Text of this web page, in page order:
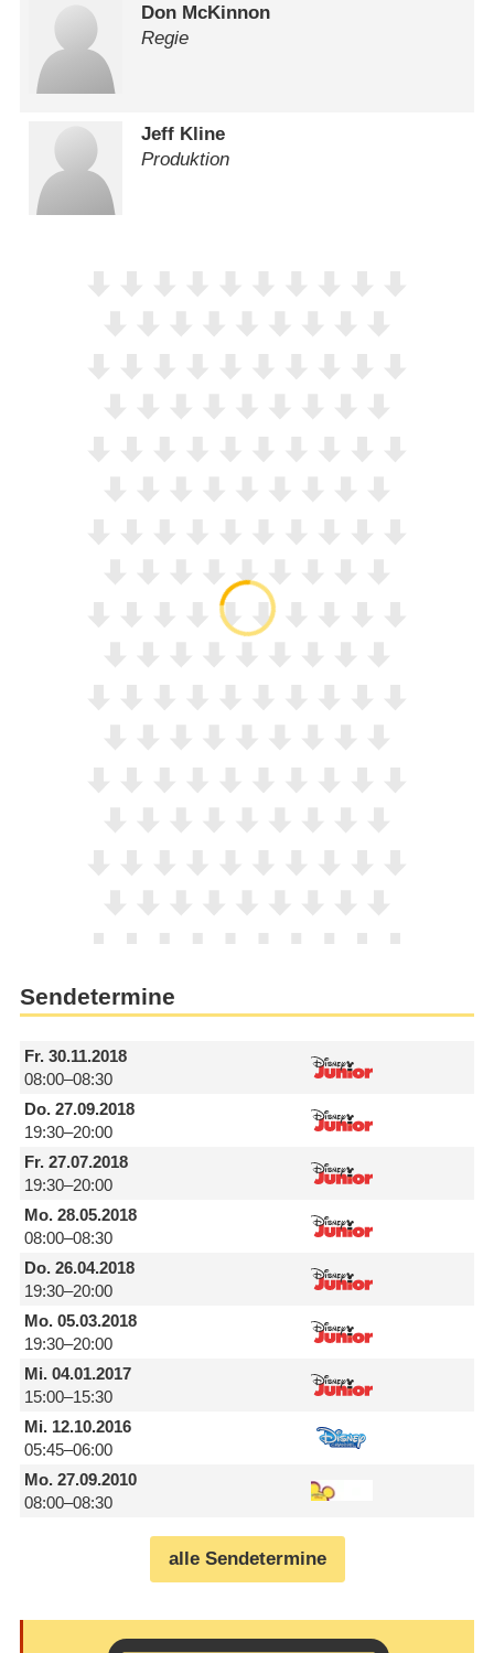
Don McKinnon
Regie
Jeff Kline
Produktion
Sendetermine
Fr.30.11.2018
08:00–08:30
Do.27.09.2018
19:30–20:00
Fr.27.07.2018
19:30–20:00
Mo.28.05.2018
08:00–08:30
Do.26.04.2018
19:30–20:00
Mo.05.03.2018
19:30–20:00
Mi.04.01.2017
15:00–15:30
Mi.12.10.2016
05:45–06:00
Mo.27.09.2010
08:00–08:30
alle Sendetermine